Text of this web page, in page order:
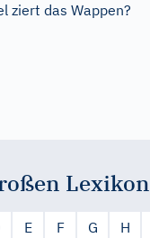
ziert das Wappen?
Lexikon
E F G H